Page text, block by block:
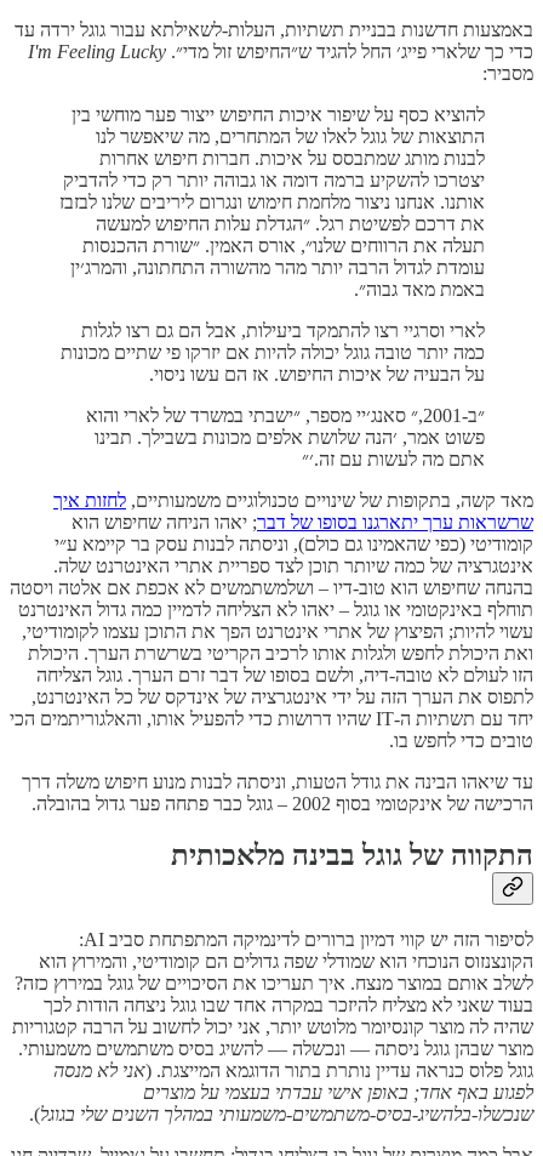
באמצעות חדשנות בבניית תשתיות, העלות-לשאילתא עבור גוגל ירדה עד
כדי כך שלארי פייג׳ החל להגיד ש״החיפוש זול מדי״. I'm Feeling Lucky
מסביר:
להוציא כסף על שיפור איכות החיפוש ייצור פער מוחשי בין
התוצאות של גוגל לאלו של המתחרים, מה שיאפשר לנו
לבנות מותג שמתבסס על איכות. חברות חיפוש אחרות
יצטרכו להשקיע ברמה דומה או גבוהה יותר רק כדי להדביק
אותנו. אנחנו ניצור מלחמת חימוש ונגרום ליריבים שלנו לבזבז
את דרכם לפשיטת רגל. ״הגדלת עלות החיפוש למעשה
תעלה את הרווחים שלנו״, אורס האמין. ״שורת ההכנסות
עומדת לגדול הרבה יותר מהר מהשורה התחתונה, והמרג׳ין
באמת מאד גבוה״.
לארי וסרגיי רצו להתמקד ביעילות, אבל הם גם רצו לגלות
כמה יותר טובה גוגל יכולה להיות אם יזרקו פי שתיים מכונות
על הבעיה של איכות החיפוש. אז הם עשו ניסוי.
״ב-2001,״ סאנג׳יי מספר, ״ישבתי במשרד של לארי והוא
פשוט אמר, ׳הנה שלושת אלפים מכונות בשבילך. תבינו
אתם מה לעשות עם זה.׳״
מאד קשה, בתקופות של שינויים טכנולוגיים משמעותיים, לחזות איך
שרשראות ערך יתארגנו בסופו של דבר; יאהו הניחה שחיפוש הוא
קומודיטי (כפי שהאמינו גם כולם), וניסתה לבנות עסק בר קיימא ע״י
אינטגרציה של כמה שיותר תוכן לצד ספריית אתרי האינטרנט שלה.
בהנחה שחיפוש הוא טוב-דיו – ושלמשתמשים לא אכפת אם אלטה ויסטה
תוחלף באינקטומי או גוגל – יאהו לא הצליחה לדמיין כמה גדול האינטרנט
עשוי להיות; הפיצוץ של אתרי אינטרנט הפך את התוכן עצמו לקומודיטי,
ואת היכולת לחפש ולגלות אותו לרכיב הקריטי בשרשרת הערך. היכולת
הזו לעולם לא טובה-דיה, ולשם בסופו של דבר זרם הערך. גוגל הצליחה
לתפוס את הערך הזה על ידי אינטגרציה של אינדקס של כל האינטרנט,
יחד עם תשתיות ה-IT שהיו דרושות כדי להפעיל אותו, והאלגוריתמים הכי
טובים כדי לחפש בו.
עד שיאהו הבינה את גודל הטעות, וניסתה לבנות מנוע חיפוש משלה דרך
הרכישה של אינקטומי בסוף 2002 – גוגל כבר פתחה פער גדול בהובלה.
התקווה של גוגל בבינה מלאכותית
לסיפור הזה יש קווי דמיון ברורים לדינמיקה המתפתחת סביב AI:
הקונצנזוס הנוכחי הוא שמודלי שפה גדולים הם קומודיטי, והמירוץ הוא
לשלב אותם במוצר מנצח. איך תעריכו את הסיכויים של גוגל במירוץ כזה?
בעוד שאני לא מצליח להיזכר במקרה אחד שבו גוגל ניצחה הודות לכך
שהיה לה מוצר קונסיומר מלוטש יותר, אני יכול לחשוב על הרבה קטגוריות
מוצר שבהן גוגל ניסתה — ונכשלה — להשיג בסיס משתמשים משמעותי.
גוגל פלוס כנראה עדיין נותרת בתור הדוגמא המייצגת. (אני לא מנסה
לפגוע באף אחד; באופן אישי עבדתי בעצמי על מוצרים
שנכשלו-בלהשיג-בסיס-משתמשים-משמעותי במהלך השנים שלי בגוגל).